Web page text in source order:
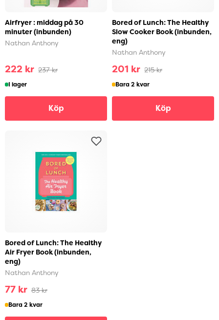
Airfryer : middag på 30
minuter (inbunden)
Nathan Anthony
222 kr 237 kr
I lager
Köp
Bored of Lunch: The Healthy
Slow Cooker Book (inbunden,
eng)
Nathan Anthony
201 kr 215 kr
Bara 2 kvar
Köp
Bored of Lunch: The Healthy
Air Fryer Book (inbunden,
eng)
Nathan Anthony
77 kr 83 kr
Bara 2 kvar